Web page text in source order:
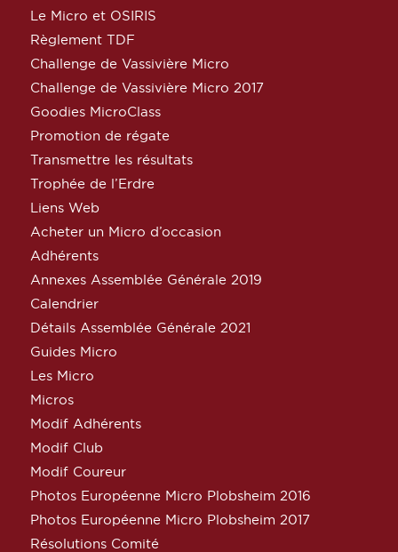
Le Micro et OSIRIS
Règlement TDF
Challenge de Vassivière Micro
Challenge de Vassivière Micro 2017
Goodies MicroClass
Promotion de régate
Transmettre les résultats
Trophée de l’Erdre
Liens Web
Acheter un Micro d’occasion
Adhérents
Annexes Assemblée Générale 2019
Calendrier
Détails Assemblée Générale 2021
Guides Micro
Les Micro
Micros
Modif Adhérents
Modif Club
Modif Coureur
Photos Européenne Micro Plobsheim 2016
Photos Européenne Micro Plobsheim 2017
Résolutions Comité